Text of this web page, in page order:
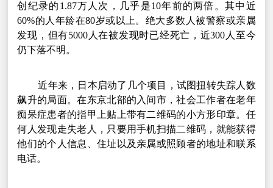
创纪录的1.87万人次，几乎是10年前的两倍。其中近
60%的人年龄在80岁或以上。绝大多数人被警察或亲属
发现，但有5000人在被发现时已经死亡，近300人至今
仍下落不明。
近年来，日本启动了几个项目，试图扭转失踪人数
飙升的局面。在东京北部的入间市，社会工作者在老年
痴呆症患者的指甲上贴上带有二维码的小方形印章。任
何人发现走失老人，只要用手机扫描二维码，就能获得
他们的个人信息、住址以及亲属或照顾者的地址和联系
电话。